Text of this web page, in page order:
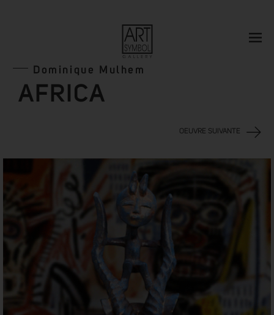
Dominique Mulhem
AFRICA
OEUVRE SUIVANTE